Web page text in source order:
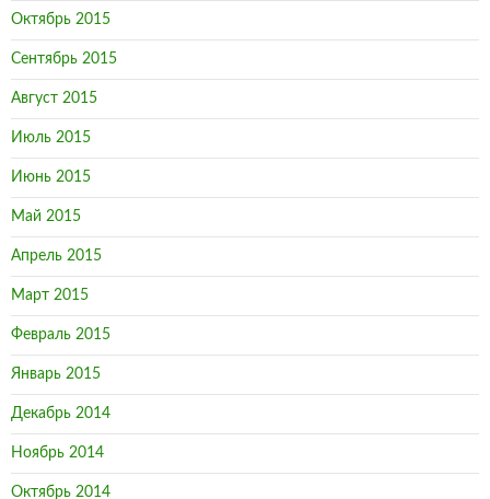
Октябрь 2015
Сентябрь 2015
Август 2015
Июль 2015
Июнь 2015
Май 2015
Апрель 2015
Март 2015
Февраль 2015
Январь 2015
Декабрь 2014
Ноябрь 2014
Октябрь 2014